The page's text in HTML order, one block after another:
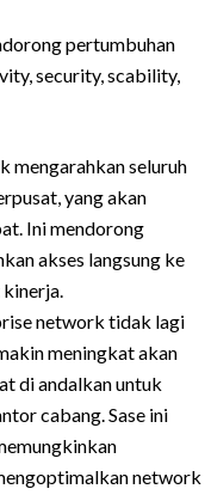
pertumbuhan
security, scability,
mengarahkan seluruh
yang akan
Ini mendorong
akses langsung ke
network tidak lagi
meningkat akan
di andalkan untuk
cabang. Sase ini
network